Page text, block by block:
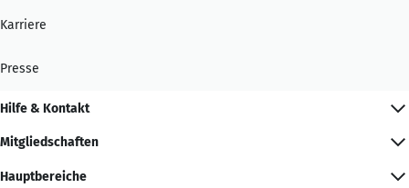
Karriere
Presse
Hilfe & Kontakt
Mitgliedschaften
Hauptbereiche